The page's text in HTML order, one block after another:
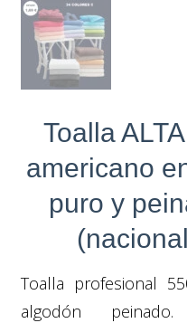
Toalla
americano
puro y
Toalla profesional
algodón peinado.